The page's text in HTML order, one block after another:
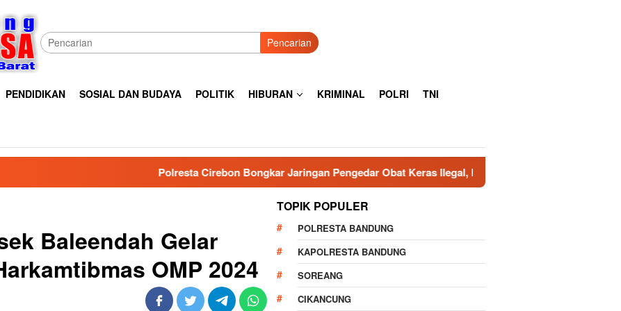
Pencarian
PENDIDIKAN SOSIAL DAN BUDAYA POLITIK HIBURAN KRIMINAL POLRI TNI
Polresta Cirebon Bongkar Jaringan Pengedar Obat Keras Ilegal, Dua Pelaku Diringkus
Baleendah Gelar
OMP 2024
TOPIK POPULER
POLRESTA BANDUNG
KAPOLRESTA BANDUNG
SOREANG
CIKANCUNG